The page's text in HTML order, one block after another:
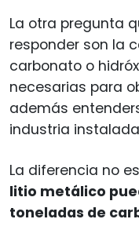
La otra pregunta
responder son la
carbonato o
necesarias para
además
industria
La diferencia no
litio metálico
toneladas de